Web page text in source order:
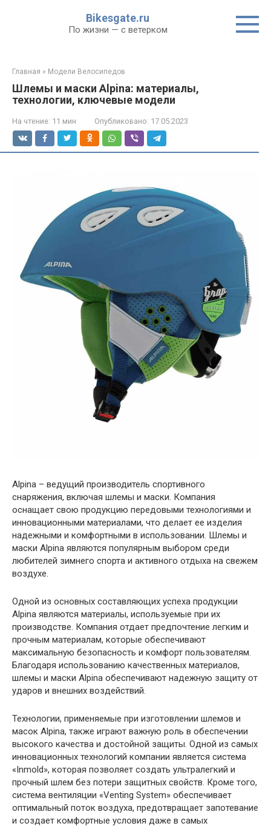
Bikesgate.ru
По жизни — с ветерком
Главная » Модели Велосипедов
Шлемы и маски Alpina: материалы,
технологии, ключевые модели
На чтение: 11 мин Опубликовано: 17.05.2023
Alpina – ведущий производитель спортивного
снаряжения, включая шлемы и маски. Компания
оснащает свою продукцию передовыми технологиями и
инновационными материалами, что делает ее изделия
надежными и комфортными в использовании. Шлемы и
маски Alpina являются популярным выбором среди
любителей зимнего спорта и активного отдыха на свежем
воздухе.
Одной из основных составляющих успеха продукции
Alpina являются материалы, используемые при их
производстве. Компания отдает предпочтение легким и
прочным материалам, которые обеспечивают
максимальную безопасность и комфорт пользователям.
Благодаря использованию качественных материалов,
шлемы и маски Alpina обеспечивают надежную защиту от
ударов и внешних воздействий.
Технологии, применяемые при изготовлении шлемов и
масок Alpina, также играют важную роль в обеспечении
высокого качества и достойной защиты. Одной из самых
инновационных технологий компании является система
«Inmold», которая позволяет создать ультралегкий и
прочный шлем без потери защитных свойств. Кроме того,
система вентиляции «Venting System» обеспечивает
оптимальный поток воздуха, предотвращает запотевание
и создает комфортные условия даже в самых